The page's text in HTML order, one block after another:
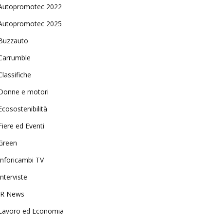
2022
2025
e motori
ed Eventi
TV
News
ed Economia